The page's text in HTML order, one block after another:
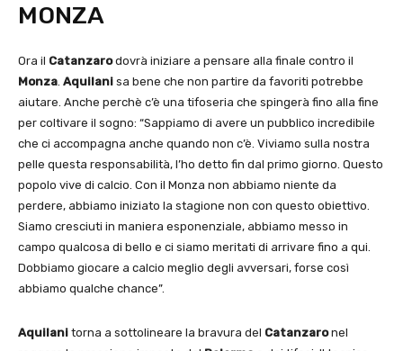
MONZA
Ora il Catanzarodovrà iniziare a pensare alla finale contro il
Monza. Aquilani sa bene che non partire da favoriti potrebbe
aiutare. Anche perchè c’è una tifoseria che spingerà fino alla fine
per coltivare il sogno: “Sappiamo di avere un pubblico incredibile
che ci accompagna anche quando non c’è. Viviamo sulla nostra
pelle questa responsabilità, l’ho detto fin dal primo giorno. Questo
popolo vive di calcio. Con il Monza non abbiamo niente da
perdere, abbiamo iniziato la stagione non con questo obiettivo.
Siamo cresciuti in maniera esponenziale, abbiamo messo in
campo qualcosa di bello e ci siamo meritati di arrivare fino a qui.
Dobbiamo giocare a calcio meglio degli avversari, forse così
abbiamo qualche chance”.
Aquilani torna a sottolineare la bravura del Catanzaronel